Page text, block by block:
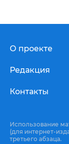
О проекте
Редакция
Контакты
Использование
(для интернет-
третьего абзаца.